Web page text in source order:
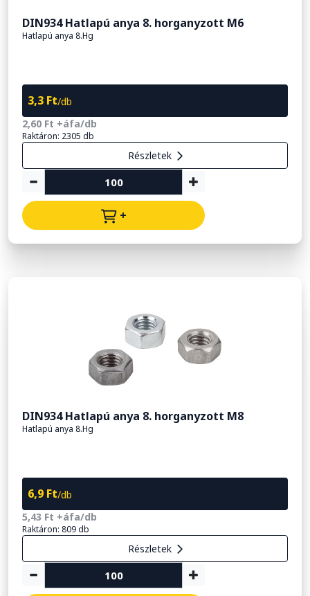
DIN934 Hatlapú anya 8. horganyzott M6
Hatlapú anya 8.Hg
3,3 Ft/db
2,60 Ft +áfa/db
Raktáron: 2305 db
Részletek
+
DIN934 Hatlapú anya 8. horganyzott M8
Hatlapú anya 8.Hg
6,9 Ft/db
5,43 Ft +áfa/db
Raktáron: 809 db
Részletek